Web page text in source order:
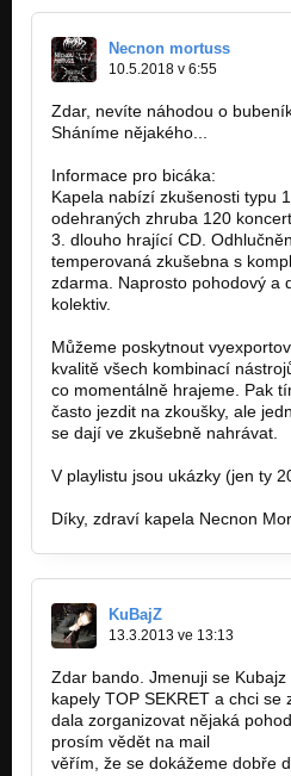
Necnon mortuss
10.5.2018 v 6:55
Zdar, nevíte náhodou o
Sháníme nějakého...
Informace pro bicáka:
Kapela nabízí zkušenosti typu
odehraných zhruba 120
3. dlouho hrající CD.
temperovaná zkušebna s
zdarma. Naprosto pohodový a
kolektiv.
Můžeme poskytnout
kvalitě všech kombinací
co momentálně hrajeme. Pak
často jezdit na zkoušky, ale
se dají ve zkušebně nahrávat.
V playlistu jsou ukázky (jen ty
Díky, zdraví kapela Necnon
KuBajZ
13.3.2013 ve 13:13
Zdar bando. Jmenuji se
kapely TOP SEKRET a chci se
dala zorganizovat nějaká
prosím vědět na mail
věřím, že se dokážeme dobře